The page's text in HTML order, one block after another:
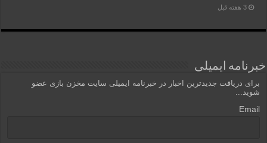
3 هفته قبل
خبرنامه ایمیلی
برای دریافت جدیدترین اخبار در خبرنامه ایمیلی سایت مخزن بازی عضو
شوید...
Email